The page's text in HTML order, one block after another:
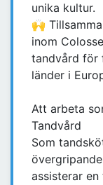
unika kultur.
🙌
inom
tandvård för
länder i
Att arbeta
Tandvård
Som
assisterar